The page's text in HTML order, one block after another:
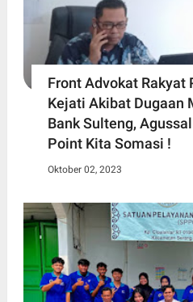
Front Advokat Rakyat
Kejati Akibat Dugaan
Bank Sulteng,
Point Kita Somasi !
Oktober 02, 2023